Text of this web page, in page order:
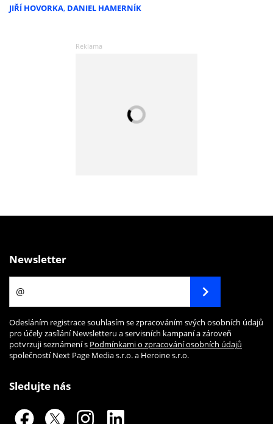
JIŘÍ HOVORKA, DANIEL HAMERNÍK
Newsletter
Odesláním registrace souhlasím se zpracováním svých osobních údajů
pro účely zasílání Newsletteru a servisních kampaní a zároveň
potvrzuji seznámení s Podmínkami o zpracování osobních údajů
společností Next Page Media s.r.o. a Heroine s.r.o.
Sledujte nás